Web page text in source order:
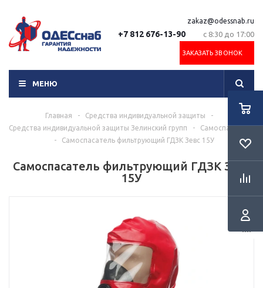
+7 812 676-13-90
zakaz@odessnab.ru
с 8:30 до 17:00
ЗАКАЗАТЬ ЗВОНОК
МЕНЮ
Главная - Средства индивидуальной защиты
-
Средства индивидуальной защиты Зелинский групп
-
Самоспасатели
-
Самоспасатель фильтрующий ГДЗК Зевс 15У
Самоспасатель фильтрующий ГДЗК Зевс
15У